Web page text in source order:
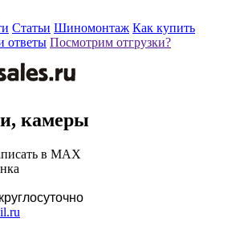
Статьи Шиномонтаж Как купить
ответы Посмотрим отгрузки?
камеры
в MAX
круглосуточно